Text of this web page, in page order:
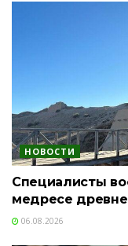
НОВОСТИ
Специалисты
медресе
06.08.2026